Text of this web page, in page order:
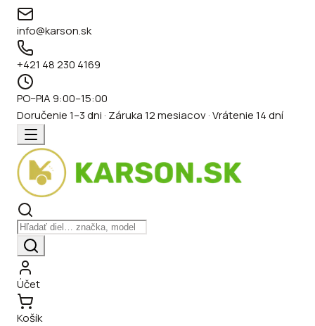
info@karson.sk
+421 48 230 4169
PO–PIA 9:00–15:00
Doručenie 1–3 dni · Záruka 12 mesiacov · Vrátenie 14 dní
Účet
Košík